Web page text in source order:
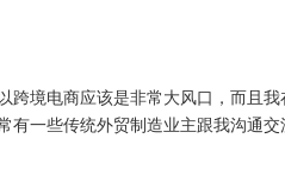
境电商应该是非常大风口，而且我
有一些传统外贸制造业主跟我沟通